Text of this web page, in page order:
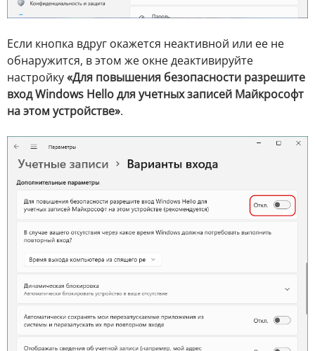
Если кнопка вдруг окажется неактивной или ее не
обнаружится, в этом же окне деактивируйте
настройку«Для повышения безопасности разрешите
вход Windows Hello для учетных записей Майкрософт
на этом устройстве».